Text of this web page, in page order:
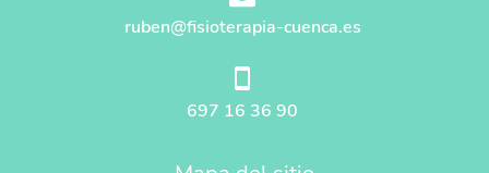
ruben@fisioterapia-cuenca.es
697 16 36 90